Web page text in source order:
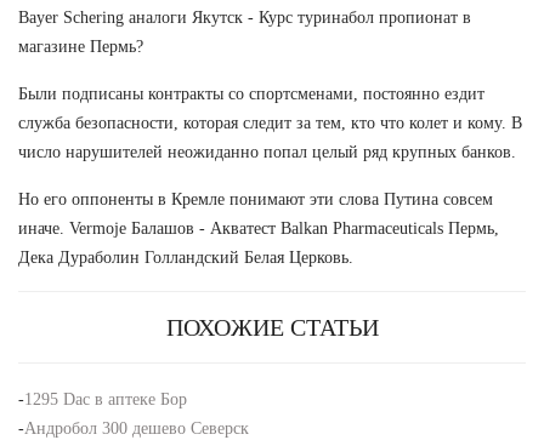
Bayer Schering аналоги Якутск - Курс туринабол пропионат в
магазине Пермь?
Были подписаны контракты со спортсменами, постоянно ездит
служба безопасности, которая следит за тем, кто что колет и кому. В
число нарушителей неожиданно попал целый ряд крупных банков.
Но его оппоненты в Кремле понимают эти слова Путина совсем
иначе. Vermoje Балашов - Акватест Balkan Pharmaceuticals Пермь,
Дека Дураболин Голландский Белая Церковь.
ПОХОЖИЕ СТАТЬИ
-1295 Dac в аптеке Бор
-Андробол 300 дешево Северск